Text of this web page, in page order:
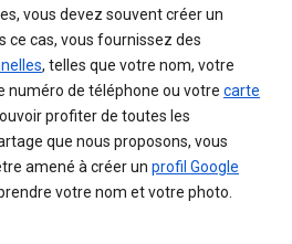
vous devez souvent créer un
ce cas, vous fournissez des
, telles que votre nom, votre
numéro de téléphone ou votre carte
profiter de toutes les
que nous proposons, vous
amené à créer un profil Google
votre nom et votre photo.